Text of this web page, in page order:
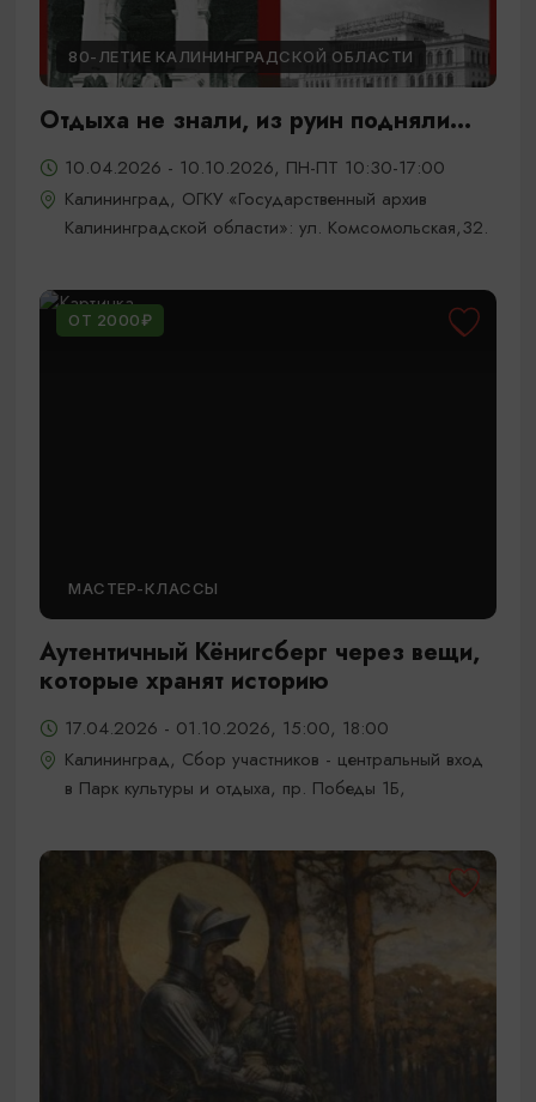
80-ЛЕТИЕ КАЛИНИНГРАДСКОЙ ОБЛАСТИ
Отдыха не знали, из руин подняли...
10.04.2026 - 10.10.2026, ПН-ПТ 10:30-17:00
Калининград, ОГКУ «Государственный архив
Калининградской области»: ул. Комсомольская,32.
ОТ 2000₽
МАСТЕР-КЛАССЫ
Аутентичный Кёнигсберг через вещи,
которые хранят историю
17.04.2026 - 01.10.2026, 15:00, 18:00
Калининград, Сбор участников - центральный вход
в Парк культуры и отдыха, пр. Победы 1Б,